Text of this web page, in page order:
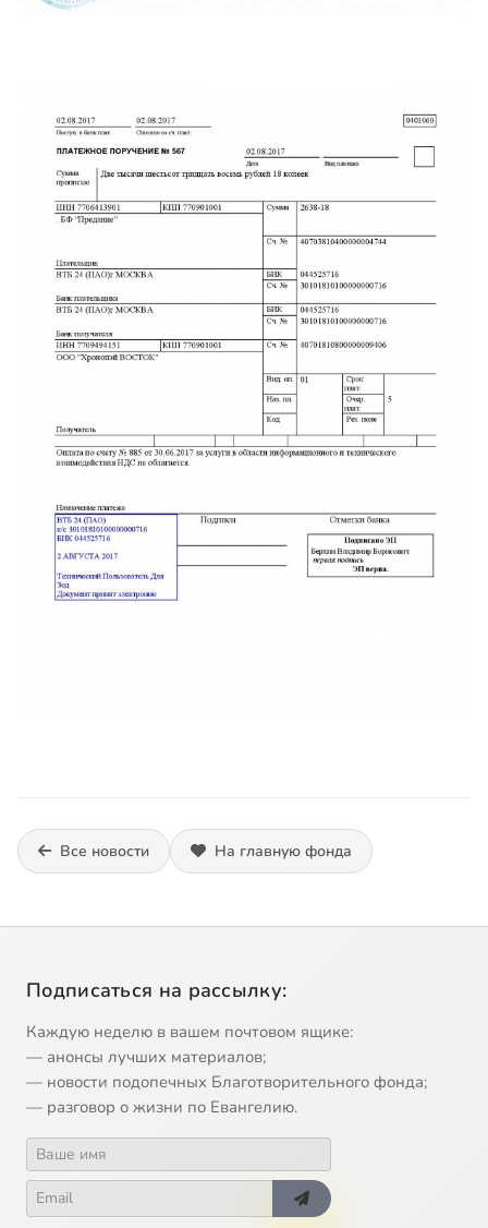
Все новости На главную фонда
Подписаться на рассылку:
Каждую неделю в вашем почтовом ящике:
— анонсы лучших материалов;
— новости подопечных Благотворительного фонда;
— разговор о жизни по Евангелию.